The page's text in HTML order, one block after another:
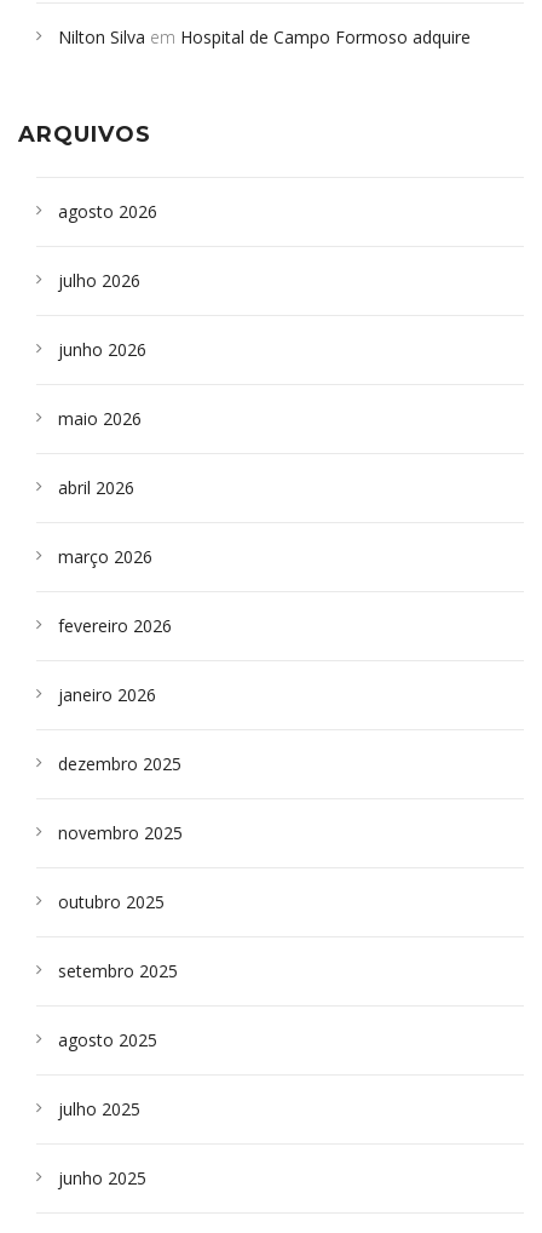
Campoformosenses que morreram em desabamentos são
Nilton Silva em Hospital de Campo Formoso adquire
ARQUIVOS
agosto 2026
julho 2026
junho 2026
maio 2026
abril 2026
março 2026
fevereiro 2026
janeiro 2026
dezembro 2025
novembro 2025
outubro 2025
setembro 2025
agosto 2025
julho 2025
junho 2025